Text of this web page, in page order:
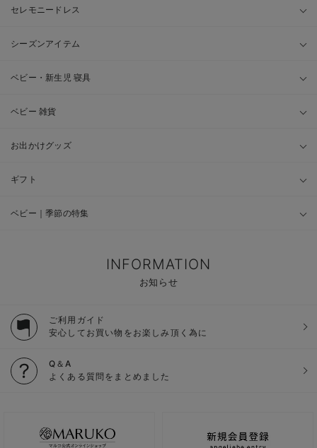
セレモニードレス
シーズンアイテム
ベビー・新生児 寝具
ベビー 雑貨
お出かけグッズ
ギフト
ベビー｜季節の特集
INFORMATION
お知らせ
ご利用ガイド
安心してお買い物をお楽しみ頂く為に
Q＆A
よくある質問をまとめました